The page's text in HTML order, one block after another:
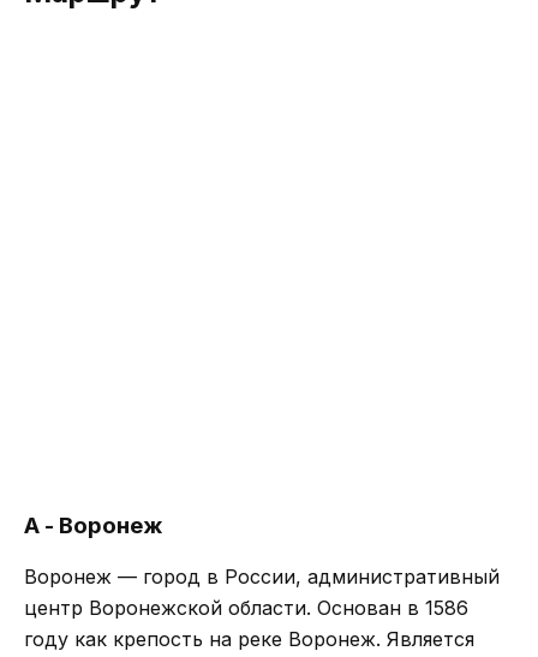
А - Воронеж
Воронеж — город в России, административный
центр Воронежской области. Основан в 1586
году как крепость на реке Воронеж. Является